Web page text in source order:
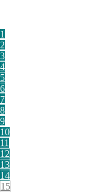
1
2
3
4
5
6
7
8
9
10
11
12
13
14
15